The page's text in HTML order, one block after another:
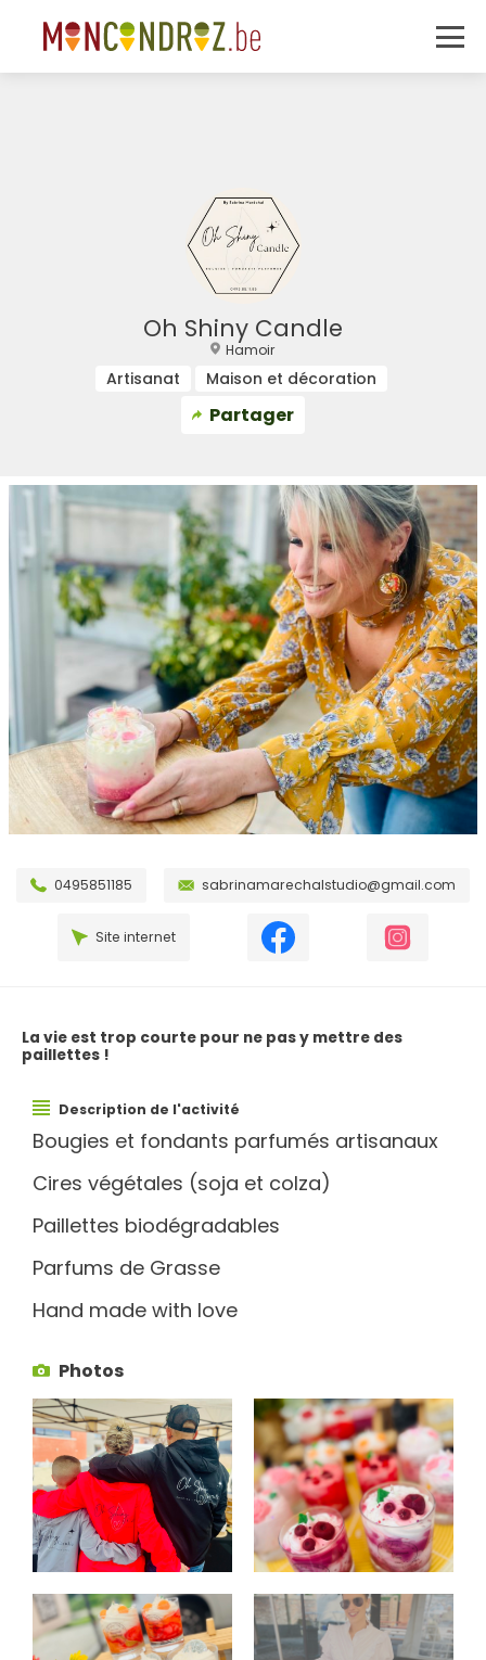
Oh Shiny Candle
Hamoir
Artisanat Maison et décoration
Partager
0495851185 sabrinamarechalstudio@gmail.com
Site internet
La vie est trop courte pour ne pas y mettre des
paillettes !
Description de l'activité
Bougies et fondants parfumés artisanaux
Cires végétales (soja et colza)
Paillettes biodégradables
Parfums de Grasse
Hand made with love
Photos